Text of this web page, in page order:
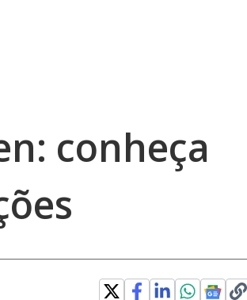
conheça